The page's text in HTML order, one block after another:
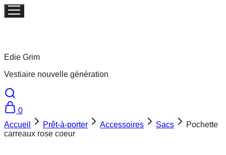
Edie Grim
Vestiaire nouvelle génération
0
Accueil
Prêt-à-porter Accessoires Sacs
Pochette
carreaux rose coeur